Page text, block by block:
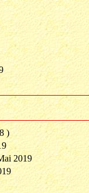
)
2019